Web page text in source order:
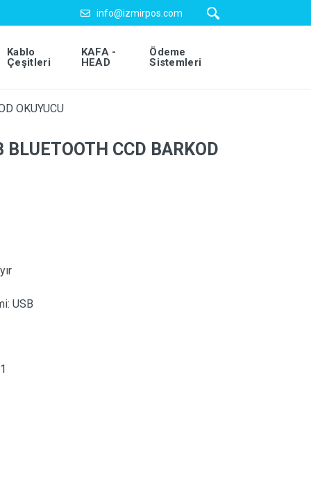
info@izmirpos.com
Kablo
Çeşitleri
KAFA -
HEAD
Ödeme
Sistemleri
OKUYUCU
CCD BARKOD
USB